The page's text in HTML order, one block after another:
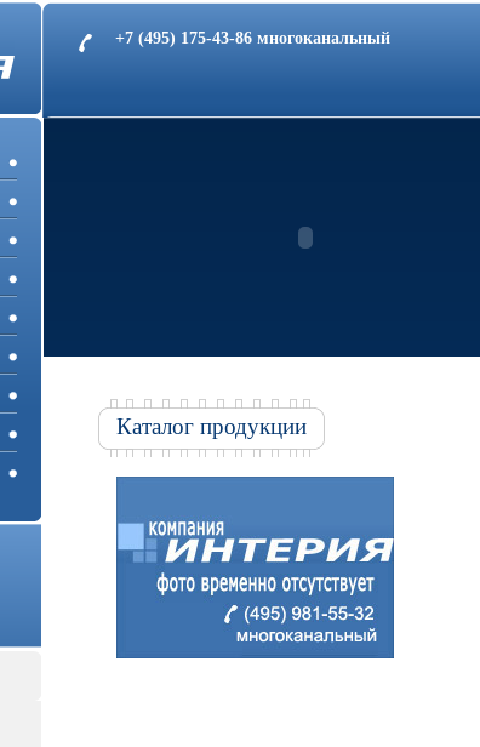
+7 (495) 175-43-86 многоканальный
Каталог продукции